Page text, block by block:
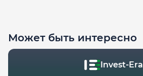
Может быть интересно
Invest-Era